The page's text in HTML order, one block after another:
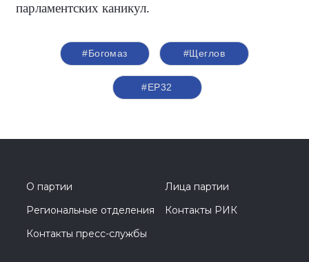
парламентских каникул.
#Богомаз #Щеглов
#ЕР32
О партии
Лица партии
Региональные отделения
Контакты РИК
Контакты пресс-службы